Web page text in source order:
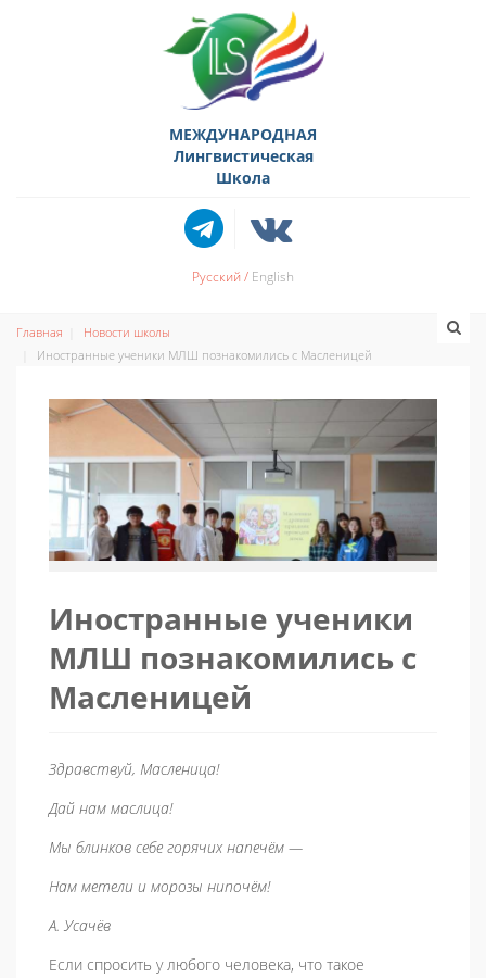
МЕЖДУНАРОДНАЯ
Лингвистическая
Школа
Русский English
Главная
Новости школы
Иностранные ученики МЛШ познакомились с Масленицей
Иностранные ученики
МЛШ познакомились с
Масленицей
Здравствуй, Масленица!
Дай нам маслица!
Мы блинков себе горячих напечём —
Нам метели и морозы нипочём!
А. Усачёв
Если спросить у любого человека, что такое